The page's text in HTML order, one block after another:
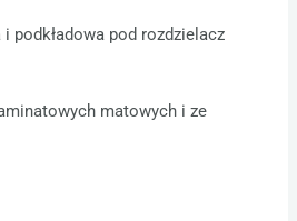
podkładowa pod rozdzielacz
matowych i ze